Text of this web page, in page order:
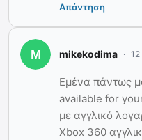
Απάντηση
mikekodima 12
Εμένα πάντως
available for
με αγγλικό
Xbox 360